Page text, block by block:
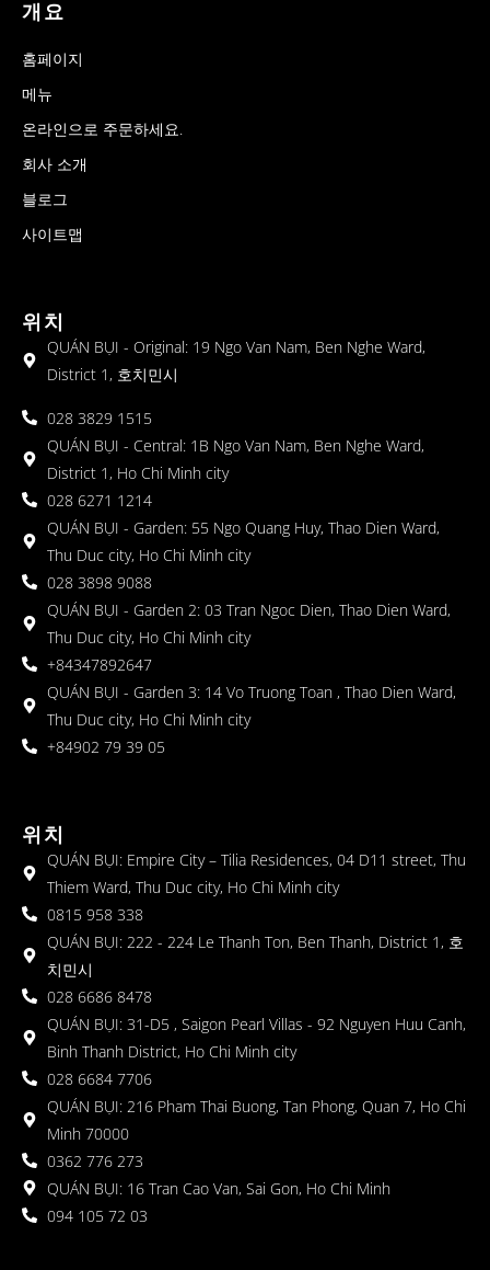
개요
홈페이지
메뉴
온라인으로 주문하세요.
회사 소개
블로그
사이트맵
위치
QUÁN BỤI - Original: 19 Ngo Van Nam, Ben Nghe Ward,
District 1, 호치민시
028 3829 1515
QUÁN BỤI - Central: 1B Ngo Van Nam, Ben Nghe Ward,
District 1, Ho Chi Minh city
028 6271 1214
QUÁN BỤI - Garden: 55 Ngo Quang Huy, Thao Dien Ward,
Thu Duc city, Ho Chi Minh city
028 3898 9088
QUÁN BỤI - Garden 2: 03 Tran Ngoc Dien, Thao Dien Ward,
Thu Duc city, Ho Chi Minh city
+84347892647
QUÁN BỤI - Garden 3: 14 Vo Truong Toan , Thao Dien Ward,
Thu Duc city, Ho Chi Minh city
+84902 79 39 05
위치
QUÁN BỤI: Empire City – Tilia Residences, 04 D11 street, Thu
Thiem Ward, Thu Duc city, Ho Chi Minh city
0815 958 338
QUÁN BỤI: 222 - 224 Le Thanh Ton, Ben Thanh, District 1, 호
치민시
028 6686 8478
QUÁN BỤI: 31-D5 , Saigon Pearl Villas - 92 Nguyen Huu Canh,
Binh Thanh District, Ho Chi Minh city
028 6684 7706
QUÁN BỤI: 216 Pham Thai Buong, Tan Phong, Quan 7, Ho Chi
Minh 70000
0362 776 273
QUÁN BỤI: 16 Tran Cao Van, Sai Gon, Ho Chi Minh
094 105 72 03